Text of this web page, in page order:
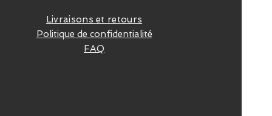
Livraisons et retours
Politique de confidentialité
FAQ